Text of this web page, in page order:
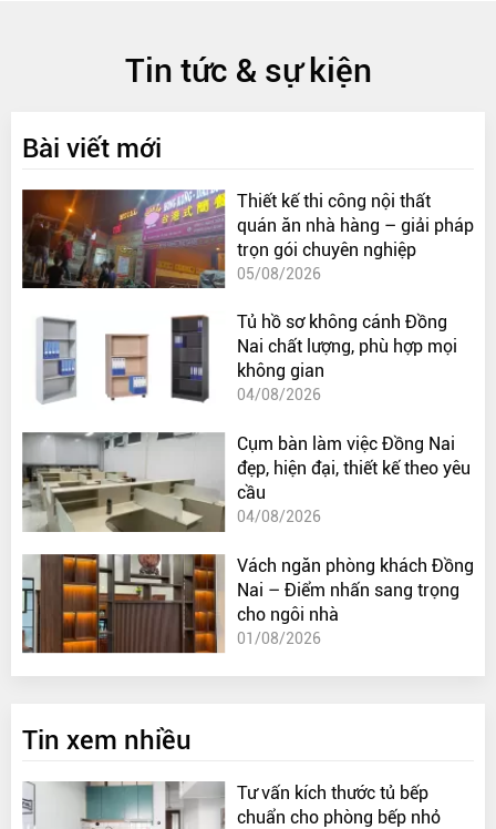
Tin tức & sự kiện
Bài viết mới
Thiết kế thi công nội thất
quán ăn nhà hàng – giải pháp
trọn gói chuyên nghiệp
05/08/2026
Tủ hồ sơ không cánh Đồng
Nai chất lượng, phù hợp mọi
không gian
04/08/2026
Cụm bàn làm việc Đồng Nai
đẹp, hiện đại, thiết kế theo yêu
cầu
04/08/2026
Vách ngăn phòng khách Đồng
Nai – Điểm nhấn sang trọng
cho ngôi nhà
01/08/2026
Tin xem nhiều
Tư vấn kích thước tủ bếp
chuẩn cho phòng bếp nhỏ